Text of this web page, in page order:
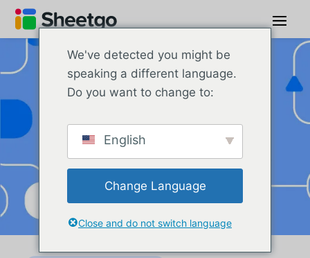
We've detected you might be
speaking a different language.
Do you want to change to:
English
Change Language
Close and do not switch language